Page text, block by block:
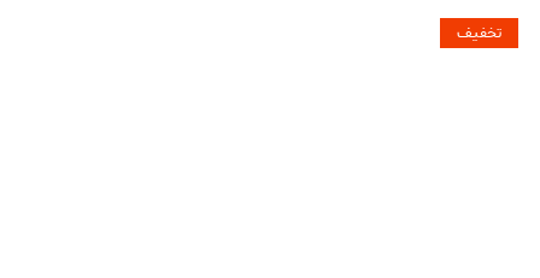
تخفیف